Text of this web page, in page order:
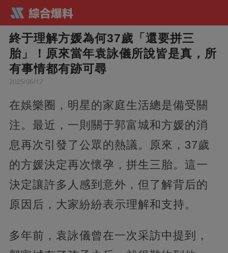
終于理解方媛為何37歲「還要拼三
胎」！原來當年袁詠儀所說皆是真，所
有事情都有跡可尋
2025/06/17
在娛樂圈，明星的家庭生活總是備受關
注。最近，一則關于郭富城和方媛的消
息再次引發了公眾的熱議。原來，37歲
的方媛決定再次懷孕，拼生三胎。這一
決定讓許多人感到意外，但了解背后的
原因后，大家紛紛表示理解和支持。
多年前，袁詠儀曾在一次采訪中提到，